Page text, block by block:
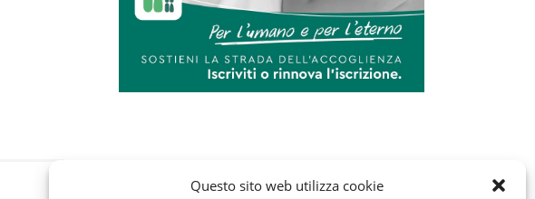
Questo sito web utilizza cookie